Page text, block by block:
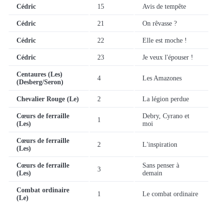
Cédric 15 Avis de tempête
Cédric 21 On rêvasse ?
Cédric 22 Elle est moche !
Cédric 23 Je veux l'épouser !
Centaures (Les)
(Desberg/Seron)
4 Les Amazones
Chevalier Rouge (Le) 2 La légion perdue
Cœurs de ferraille
(Les)
1
Debry, Cyrano et
moi
Cœurs de ferraille
(Les)
2 L'inspiration
Cœurs de ferraille
(Les)
3
Sans penser à
demain
Combat ordinaire
(Le)
1 Le combat ordinaire